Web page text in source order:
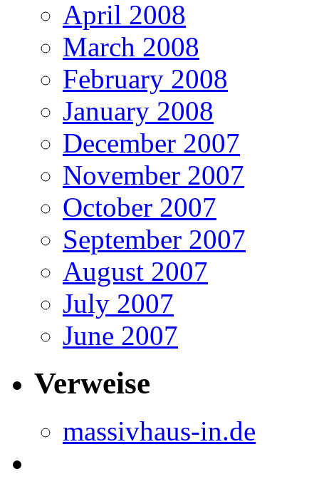
April 2008
March 2008
February 2008
January 2008
December 2007
November 2007
October 2007
September 2007
August 2007
July 2007
June 2007
Verweise
massivhaus-in.de